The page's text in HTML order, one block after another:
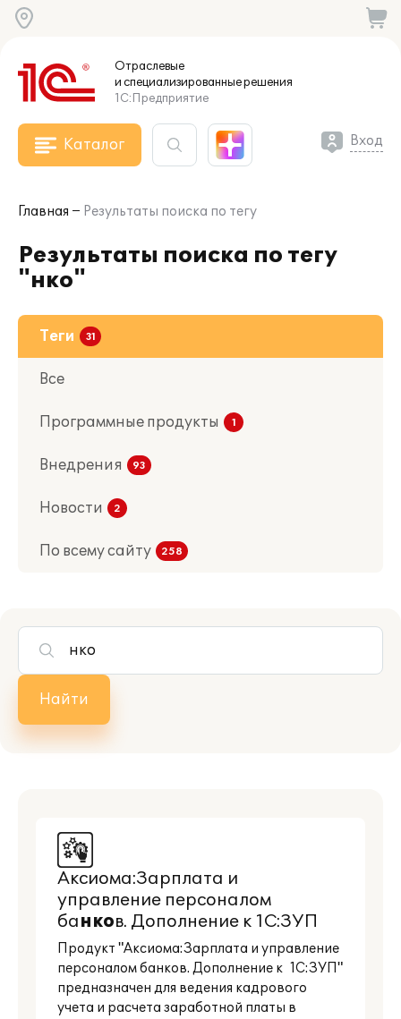
Отраслевые
и специализированныерешения
1С:Предприятие
Каталог Вход
Главная Результаты поиска по тегу
Результаты поиска по тегу
"нко"
Все
Программные продукты
Внедрения
Новости
Теги
По всему сайту
Найти
Аксиома:Зарплата и
управление персоналом
банков. Дополнение к 1С:ЗУП
Продукт "Аксиома:Зарплата и управление
персоналом банков. Дополнение к 1С:ЗУП"
предназначен для ведения кадрового
учета и расчета заработной платы в